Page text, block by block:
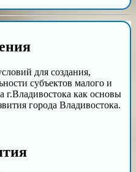
для создания,
субъектов малого и
г.Владивостока как основы
города Владивостока.